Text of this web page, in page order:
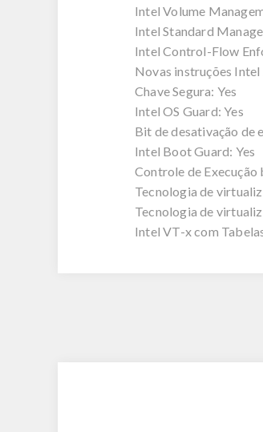
Intel Volume
Intel Standard
Intel Control-Flow
Novas instruções Intel
Chave Segura: Yes
Intel OS Guard: Yes
Bit de desativação de
Intel Boot Guard: Yes
Controle de
Tecnologia de
Tecnologia de
Intel VT-x com